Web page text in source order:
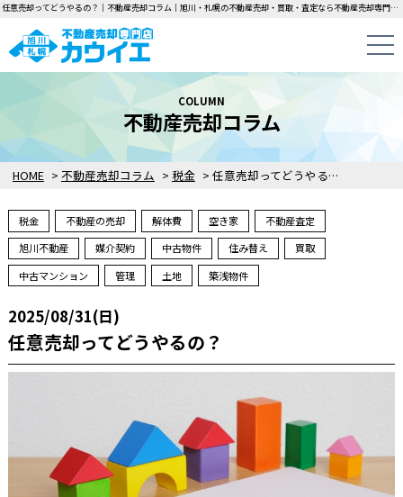
任意売却ってどうやるの？｜不動産売却コラム｜旭川・札幌の不動産売却・買取・査定なら不動産売却専門店カウイエにお任せください！中古一戸建て・マンション・土地の即日無料査定・即金買取を行っています！
HOME > 不動産売却コラム > 税金 > 任意売却ってどうやるの？
COLUMN
不動産売却コラム
税金 不動産の売却 解体費 空き家
不動産査定
旭川不動産
媒介契約 中古物件 住み替え
買取
中古マンション
管理 土地 築浅物件
2025/08/31(日)
任意売却ってどうやるの？